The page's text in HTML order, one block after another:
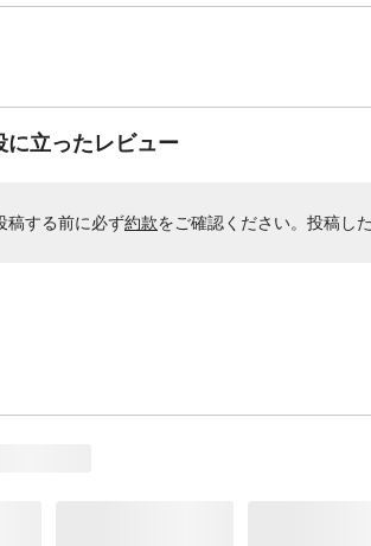
に立ったレビュー
稿する前に必ず約款をご確認ください。投稿し